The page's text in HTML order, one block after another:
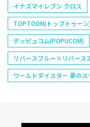
イナズマイレブン クロス
TOPTOON(トップトゥー
ポッピュコム(POPUCOM)
リバースブルー×リバース
ワールドダイスター 夢の